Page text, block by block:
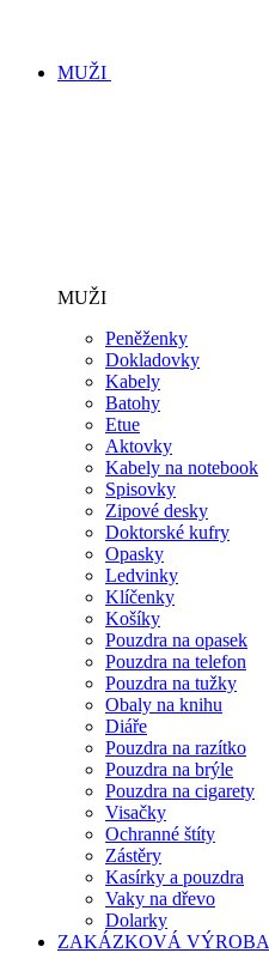
MUŽI
MUŽI
Peněženky
Dokladovky
Kabely
Batohy
Etue
Aktovky
Kabely na notebook
Spisovky
Zipové desky
Doktorské kufry
Opasky
Ledvinky
Klíčenky
Košíky
Pouzdra na opasek
Pouzdra na telefon
Pouzdra na tužky
Obaly na knihu
Diáře
Pouzdra na razítko
Pouzdra na brýle
Pouzdra na cigarety
Visačky
Ochranné štíty
Zástěry
Kasírky a pouzdra
Vaky na dřevo
Dolarky
ZAKÁZKOVÁ VÝROBA